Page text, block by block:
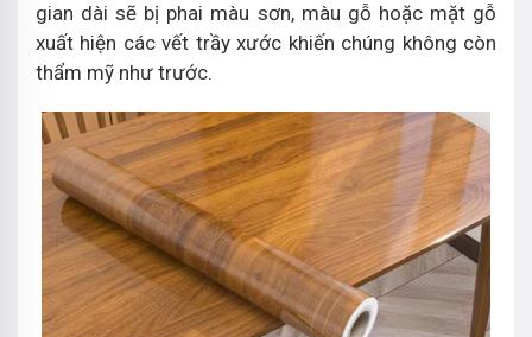
gian dài sẽ bị phai màu sơn, màu gỗ hoặc mặt gỗ
xuất hiện các vết trầy xước khiến chúng không còn
thẩm mỹ như trước.